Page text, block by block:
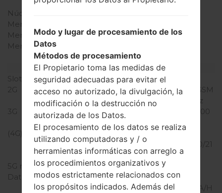
Snapdragon 820
Núcleos de UCP
Memoria RAM
Memoria interna
32GB
Memoria externa
(ranura dedicada)
Red y Datos
Slot de tarjeta
1 Nano-SIM
2G
CDMA 800/1900 MHz, GSM
850/900/1800/1900 MHz
3G
UMTS 850/1700/1900/2100
MHz
(4G) LTE
LTE
700/850/1700/1800/1900/21
00, TD-LTE 2500
5G network
-
Datos
GPRS/GPRS
C12/EDGE/UMTS/HSUPA/H
Modo y lugar de procesamiento de los
Datos
Métodos de procesamiento
El Propietario toma las medidas de
seguridad adecuadas para evitar el
acceso no autorizado, la divulgación, la
modificación o la destrucción no
autorizada de los Datos.
El procesamiento de los datos se realiza
utilizando computadoras y / o
herramientas informáticas con arreglo a
los procedimientos organizativos y
modos estrictamente relacionados con
los propósitos indicados. Además del